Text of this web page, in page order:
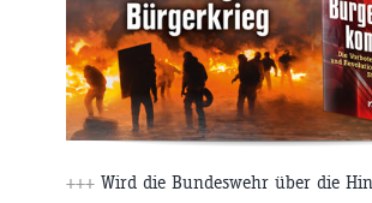
+++ Wird die Bundeswehr über die